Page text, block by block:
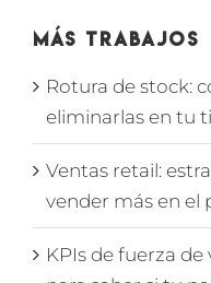
Más Trabajos
Rotura de stock:
eliminarlas en tu
Ventas retail:
vender más en el
KPIs de fuerza